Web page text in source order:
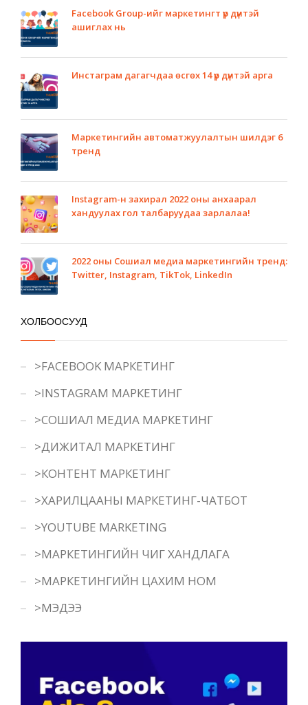
Facebook Group-ийг маркетингт үр дүнтэй
ашиглах нь
Инстаграм дагагчдаа өсгөх 14 үр дүнтэй арга
Маркетингийн автоматжуулалтын шилдэг 6
тренд
Instagram-н захирал 2022 оны анхаарал
хандуулах гол талбаруудаа зарлалаа!
2022 оны Сошиал медиа маркетингийн тренд:
Twitter, Instagram, TikTok, LinkedIn
ХОЛБООСУУД
>FACEBOOK МАРКЕТИНГ
>INSTAGRAM МАРКЕТИНГ
>СОШИАЛ МЕДИА МАРКЕТИНГ
>ДИЖИТАЛ МАРКЕТИНГ
>КОНТЕНТ МАРКЕТИНГ
>ХАРИЛЦААНЫ МАРКЕТИНГ-ЧАТБОТ
>YOUTUBE MARKETING
>МАРКЕТИНГИЙН ЧИГ ХАНДЛАГА
>МАРКЕТИНГИЙН ЦАХИМ НОМ
>МЭДЭЭ